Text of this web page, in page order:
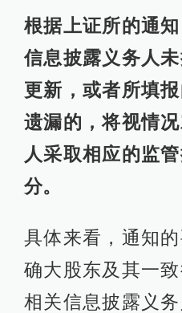
根据上证所的通
信息披露义务人未
更新，或者所填报
遗漏的，将视情
人采取相应的监
分。
具体来看，通知
确大股东及其一
相关信息披露义